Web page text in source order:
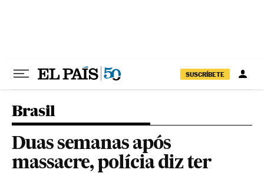
SUSCRÍBETE
Brasil
Duas semanas após
massacre, polícia diz ter